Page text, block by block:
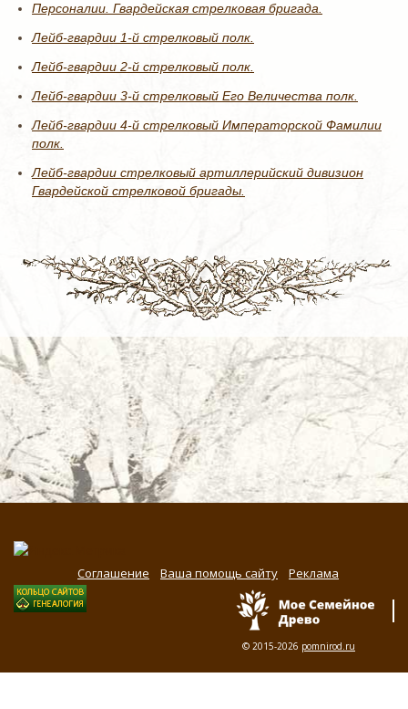
Персоналии. Гвардейская стрелковая бригада.
Лейб-гвардии 1-й стрелковый полк.
Лейб-гвардии 2-й стрелковый полк.
Лейб-гвардии 3-й стрелковый Его Величества полк.
Лейб-гвардии 4-й стрелковый Императорской Фамилии
полк.
Лейб-гвардии стрелковый артиллерийский дивизион
Гвардейской стрелковой бригады.
Соглашение Ваша помощь сайту Реклама
© 2015-2026 pomnirod.ru